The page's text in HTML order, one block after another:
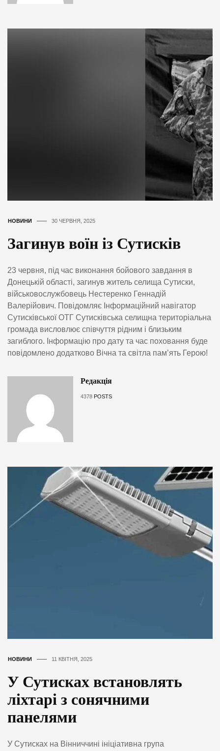
НОВИНИ 30 ЧЕРВНЯ, 2025
Загинув воїн із Сутисків
23 червня, під час виконання бойового завдання в
Донецькій області, загинув житель селища Сутиски,
військовослужбовець Нестеренко Геннадій
Валерійович. Повідомляє Інформаційний навігатор
Сутисківської ОТГ Сутисківська селищна територіальна
громада висловлює співчуття рідним і близьким
загиблого. Інформацію про дату та час поховання буде
повідомлено додатково Вічна та світла пам’ять Герою!
Редакція
4378 POSTS
НОВИНИ 11 КВІТНЯ, 2025
У Сутисках встановлять
ліхтарі з сонячними
панелями
У Сутисках на Вінниччині ініціативна група